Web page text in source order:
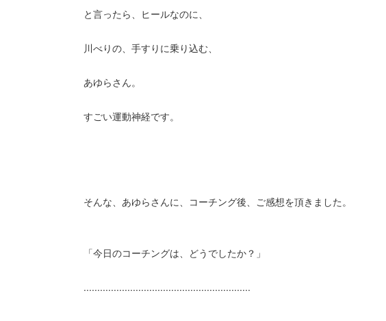
と言ったら、ヒールなのに、
川べりの、手すりに乗り込む、
あゆらさん。
すごい運動神経です。
そんな、あゆらさんに、コーチング後、ご感想を頂きました。
「今日のコーチングは、どうでしたか？」
.............................................................